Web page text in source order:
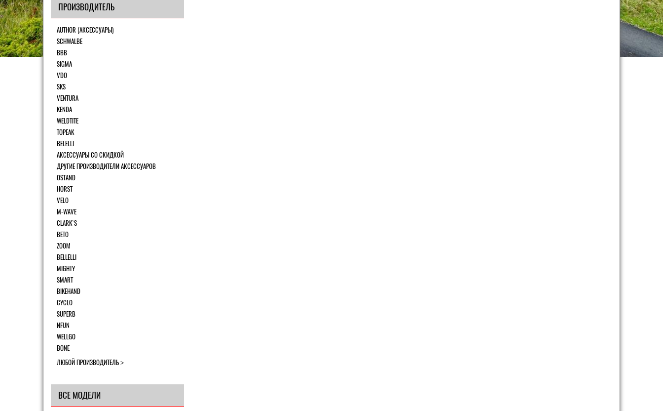
ПРОИЗВОДИТЕЛЬ
AUTHOR (АКСЕССУАРЫ)
SCHWALBE
BBB
SIGMA
VDO
SKS
VENTURA
KENDA
WELDTITE
TOPEAK
BELELLI
АКСЕССУАРЫ СО СКИДКОЙ
ДРУГИЕ ПРОИЗВОДИТЕЛИ АКСЕССУАРОВ
OSTAND
HORST
VELO
M-WAVE
CLARK`S
BETO
ZOOM
BELLELLI
MIGHTY
SMART
BIKEHAND
CYCLO
SUPERB
NFUN
WELLGO
BONE
ЛЮБОЙ ПРОИЗВОДИТЕЛЬ
ВСЕ МОДЕЛИ